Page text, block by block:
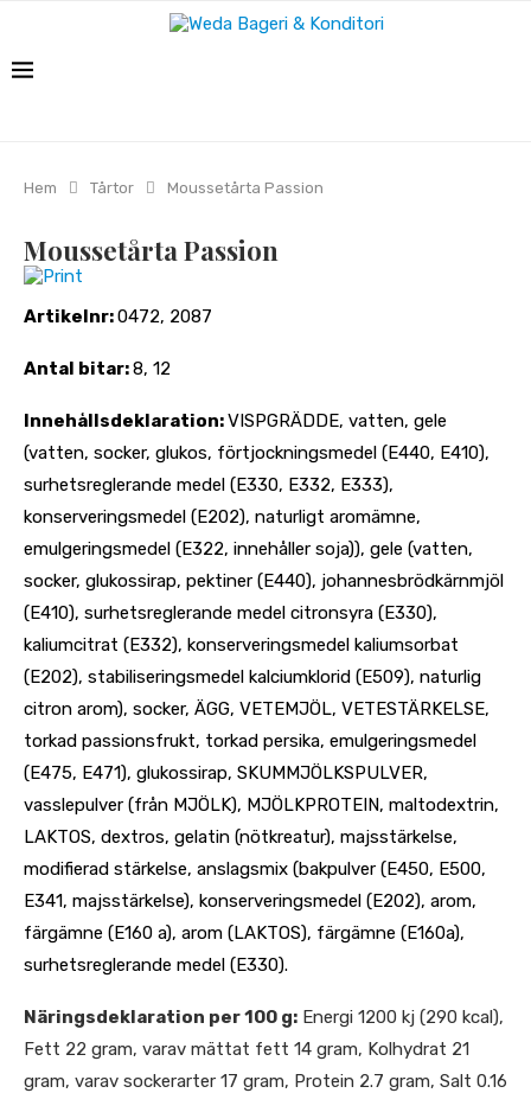
Hem Tårtor Moussetårta Passion
Moussetårta Passion
Print
Artikelnr:0472, 2087
Antal bitar:8, 12
Innehållsdeklaration:VISPGRÄDDE, vatten, gele
(vatten, socker, glukos, förtjockningsmedel (E440, E410),
surhetsreglerande medel (E330, E332, E333),
konserveringsmedel (E202), naturligt aromämne,
emulgeringsmedel (E322, innehåller soja)), gele (vatten,
socker, glukossirap, pektiner (E440), johannesbrödkärnmjöl
(E410), surhetsreglerande medel citronsyra (E330),
kaliumcitrat (E332), konserveringsmedel kaliumsorbat
(E202), stabiliseringsmedel kalciumklorid (E509), naturlig
citron arom), socker, ÄGG, VETEMJÖL, VETESTÄRKELSE,
torkad passionsfrukt, torkad persika, emulgeringsmedel
(E475, E471), glukossirap, SKUMMJÖLKSPULVER,
vasslepulver (från MJÖLK), MJÖLKPROTEIN, maltodextrin,
LAKTOS, dextros, gelatin (nötkreatur), majsstärkelse,
modifierad stärkelse, anslagsmix (bakpulver (E450, E500,
E341, majsstärkelse), konserveringsmedel (E202), arom,
färgämne (E160 a), arom (LAKTOS), färgämne (E160a),
surhetsreglerande medel (E330).
Näringsdeklaration per 100 g: Energi 1200 kj (290 kcal),
Fett 22 gram, varav mättat fett 14 gram, Kolhydrat 21
gram, varav sockerarter 17 gram, Protein 2.7 gram, Salt 0.16